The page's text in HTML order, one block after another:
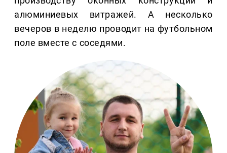
алюминиевых витражей. А несколько
вечеров в неделю проводит на футбольном
поле вместе с соседями.